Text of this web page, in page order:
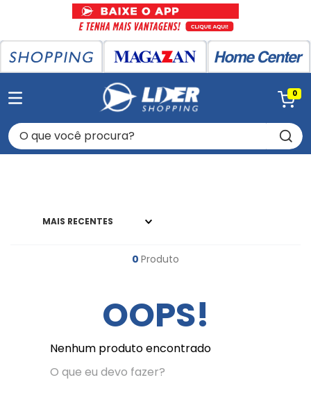
0
O que você procura?
MAIS RECENTES
0 Produto
OOPS!
Nenhum produto encontrado
O que eu devo fazer?